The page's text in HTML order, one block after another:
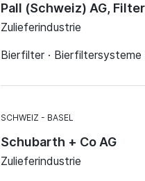
Pall (Schweiz) AG,
Zulieferindustrie
Bierfilter · Bierfiltersysteme
SCHWEIZ BASEL
Schubarth + Co AG
Zulieferindustrie